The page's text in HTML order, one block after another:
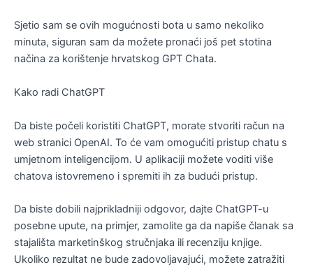
Sjetio sam se ovih mogućnosti bota u samo nekoliko
minuta, siguran sam da možete pronaći još pet stotina
načina za korištenje hrvatskog GPT Chata.
Kako radi ChatGPT
Da biste počeli koristiti ChatGPT, morate stvoriti račun na
web stranici OpenAI. To će vam omogućiti pristup chatu s
umjetnom inteligencijom. U aplikaciji možete voditi više
chatova istovremeno i spremiti ih za budući pristup.
Da biste dobili najprikladniji odgovor, dajte ChatGPT-u
posebne upute, na primjer, zamolite ga da napiše članak sa
stajališta marketinškog stručnjaka ili recenziju knjige.
Ukoliko rezultat ne bude zadovoljavajući, možete zatražiti